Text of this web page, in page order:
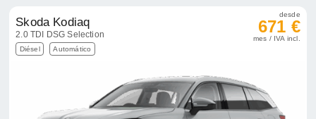
Skoda Kodiaq
2.0 TDI DSG Selection
Diésel Automático
desde
671 €
mes / IVA incl.